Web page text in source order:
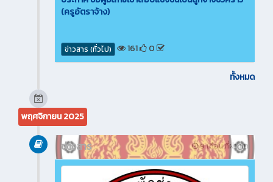
(ครูอัตราจ้าง)
ข่าวสาร (ทั่วไป) 161 0
ทั้งหมด
พฤศจิกายน 2025
9 เดือน ที่ผ่านมา
ข่าวสาร